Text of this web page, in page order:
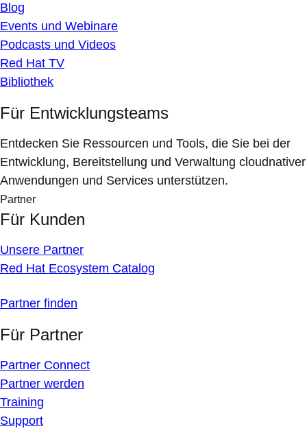
Blog
Events und Webinare
Podcasts und Videos
Red Hat TV
Bibliothek
Für Entwicklungsteams
Entdecken Sie Ressourcen und Tools, die Sie bei der
Entwicklung, Bereitstellung und Verwaltung cloudnativer
Anwendungen und Services unterstützen.
Partner
Für Kunden
Unsere Partner
Red Hat Ecosystem Catalog
Partner finden
Für Partner
Partner Connect
Partner werden
Training
Support